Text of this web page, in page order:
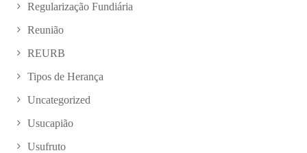
Regularização Fundiária
Reunião
REURB
Tipos de Herança
Uncategorized
Usucapião
Usufruto